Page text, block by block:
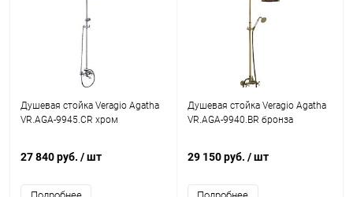
Душевая стойка Veragio Agatha
VR.AGA-9945.CR хром
27 840 руб. / шт
Душевая стойка Veragio Agatha
VR.AGA-9940.BR бронза
29 150 руб. / шт